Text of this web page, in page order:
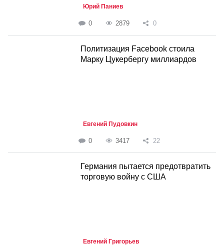
Юрий Паниев
0 2879 0
Политизация Facebook стоила
Марку Цукербергу миллиардов
Евгений Пудовкин
0 3417 22
Германия пытается предотвратить
торговую войну с США
Евгений Григорьев